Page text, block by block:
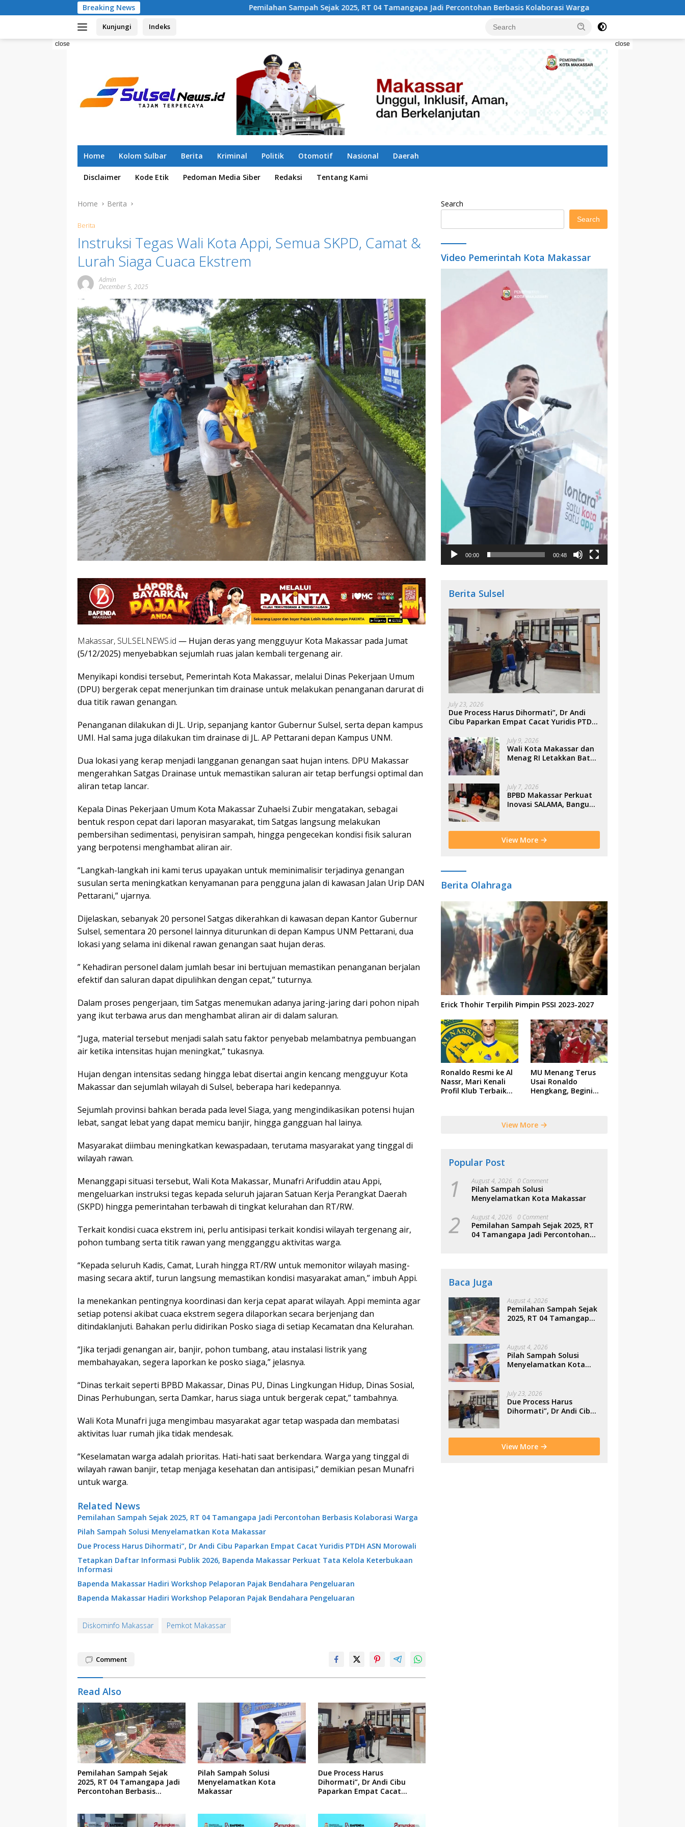
to
Breaking News Pemilahan Sampah Sejak 2025, RT 04 Tamangapa Jadi Percontohan Berbasis Kolaborasi Warga Pilah Sampah Solusi Menyelamatkan
Kunjungi Indeks
close close
Home Kolom Sulbar Berita Kriminal Politik Otomotif Nasional Daerah
Disclaimer Kode Etik Pedoman Media Siber Redaksi Tentang Kami
Home Berita
Berita
Instruksi Tegas Wali Kota Appi, Semua SKPD, Camat &
Lurah Siaga Cuaca Ekstrem
Admin
December 5, 2025
Makassar, SULSELNEWS.id — Hujan deras yang mengguyur Kota Makassar pada Jumat
(5/12/2025) menyebabkan sejumlah ruas jalan kembali tergenang air.
Menyikapi kondisi tersebut, Pemerintah Kota Makassar, melalui Dinas Pekerjaan Umum
(DPU) bergerak cepat menerjunkan tim drainase untuk melakukan penanganan darurat di
dua titik rawan genangan.
Penanganan dilakukan di JL. Urip, sepanjang kantor Gubernur Sulsel, serta depan kampus
UMI. Hal sama juga dilakukan tim drainase di JL. AP Pettarani depan Kampus UNM.
Dua lokasi yang kerap menjadi langganan genangan saat hujan intens. DPU Makassar
mengerahkan Satgas Drainase untuk memastikan saluran air tetap berfungsi optimal dan
aliran tetap lancar.
Kepala Dinas Pekerjaan Umum Kota Makassar Zuhaelsi Zubir mengatakan, sebagai
bentuk respon cepat dari laporan masyarakat, tim Satgas langsung melakukan
pembersihan sedimentasi, penyisiran sampah, hingga pengecekan kondisi fisik saluran
yang berpotensi menghambat aliran air.
“Langkah-langkah ini kami terus upayakan untuk meminimalisir terjadinya genangan
susulan serta meningkatkan kenyamanan para pengguna jalan di kawasan Jalan Urip DAN
Pettarani,” ujarnya.
Dijelaskan, sebanyak 20 personel Satgas dikerahkan di kawasan depan Kantor Gubernur
Sulsel, sementara 20 personel lainnya diturunkan di depan Kampus UNM Pettarani, dua
lokasi yang selama ini dikenal rawan genangan saat hujan deras.
” Kehadiran personel dalam jumlah besar ini bertujuan memastikan penanganan berjalan
efektif dan saluran dapat dipulihkan dengan cepat,” tuturnya.
Dalam proses pengerjaan, tim Satgas menemukan adanya jaring-jaring dari pohon nipah
yang ikut terbawa arus dan menghambat aliran air di dalam saluran.
“Juga, material tersebut menjadi salah satu faktor penyebab melambatnya pembuangan
air ketika intensitas hujan meningkat,” tukasnya.
Hujan dengan intensitas sedang hingga lebat disertai angin kencang mengguyur Kota
Makassar dan sejumlah wilayah di Sulsel, beberapa hari kedepannya.
Sejumlah provinsi bahkan berada pada level Siaga, yang mengindikasikan potensi hujan
lebat, sangat lebat yang dapat memicu banjir, hingga gangguan hal lainya.
Masyarakat diimbau meningkatkan kewaspadaan, terutama masyarakat yang tinggal di
wilayah rawan.
Menanggapi situasi tersebut, Wali Kota Makassar, Munafri Arifuddin atau Appi,
mengeluarkan instruksi tegas kepada seluruh jajaran Satuan Kerja Perangkat Daerah
(SKPD) hingga pemerintahan terbawah di tingkat kelurahan dan RT/RW.
Terkait kondisi cuaca ekstrem ini, perlu antisipasi terkait kondisi wilayah tergenang air,
pohon tumbang serta titik rawan yang mengganggu aktivitas warga.
“Kepada seluruh Kadis, Camat, Lurah hingga RT/RW untuk memonitor wilayah masing-
masing secara aktif, turun langsung memastikan kondisi masyarakat aman,” imbuh Appi.
Ia menekankan pentingnya koordinasi dan kerja cepat aparat wilayah. Appi meminta agar
setiap potensi akibat cuaca ekstrem segera dilaporkan secara berjenjang dan
ditindaklanjuti. Bahakan perlu didirikan Posko siaga di setiap Kecamatan dna Kelurahan.
“Jika terjadi genangan air, banjir, pohon tumbang, atau instalasi listrik yang
membahayakan, segera laporkan ke posko siaga,” jelasnya.
“Dinas terkait seperti BPBD Makassar, Dinas PU, Dinas Lingkungan Hidup, Dinas Sosial,
Dinas Perhubungan, serta Damkar, harus siaga untuk bergerak cepat,” tambahnya.
Wali Kota Munafri juga mengimbau masyarakat agar tetap waspada dan membatasi
aktivitas luar rumah jika tidak mendesak.
“Keselamatan warga adalah prioritas. Hati-hati saat berkendara. Warga yang tinggal di
wilayah rawan banjir, tetap menjaga kesehatan dan antisipasi,” demikian pesan Munafri
untuk warga.
Related News
Pemilahan Sampah Sejak 2025, RT 04 Tamangapa Jadi Percontohan Berbasis Kolaborasi Warga
Pilah Sampah Solusi Menyelamatkan Kota Makassar
Due Process Harus Dihormati”, Dr Andi Cibu Paparkan Empat Cacat Yuridis PTDH ASN Morowali
Tetapkan Daftar Informasi Publik 2026, Bapenda Makassar Perkuat Tata Kelola Keterbukaan
Informasi
Bapenda Makassar Hadiri Workshop Pelaporan Pajak Bendahara Pengeluaran
Bapenda Makassar Hadiri Workshop Pelaporan Pajak Bendahara Pengeluaran
Diskominfo Makassar Pemkot Makassar
Comment
Read Also
Pemilahan Sampah Sejak
2025, RT 04 Tamangapa Jadi
Percontohan Berbasis
Pilah Sampah Solusi
Menyelamatkan Kota
Makassar
Due Process Harus
Dihormati”, Dr Andi Cibu
Paparkan Empat Cacat
Search
Search
Video Pemerintah Kota Makassar
00:00 00:48
Berita Sulsel
July 23, 2026
Due Process Harus Dihormati”, Dr Andi
Cibu Paparkan Empat Cacat Yuridis PTDH
July 9, 2026
Wali Kota Makassar dan
Menag RI Letakkan Batu
BTP
July 7, 2026
BPBD Makassar Perkuat
Inovasi SALAMA, Bangun
View More
Berita Olahraga
Erick Thohir Terpilih Pimpin PSSI 2023-2027
Ronaldo Resmi ke Al
Nassr, Mari Kenali
Profil Klub Terbaik
MU Menang Terus
Usai Ronaldo
Hengkang, Begini
View More
Popular Post
1 August 4, 2026 0 Comment
Pilah Sampah Solusi
Menyelamatkan Kota Makassar
2 August 4, 2026 0 Comment
Pemilahan Sampah Sejak 2025, RT
04 Tamangapa Jadi Percontohan
Baca Juga
August 4, 2026
Pemilahan Sampah Sejak
2025, RT 04 Tamangapa
Warga
August 4, 2026
Pilah Sampah Solusi
Menyelamatkan Kota
July 23, 2026
Due Process Harus
Dihormati”, Dr Andi Cibu
Morowali
View More